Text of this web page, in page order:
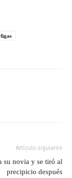
Artículo siguiente
su novia y se tiró al
precipicio después